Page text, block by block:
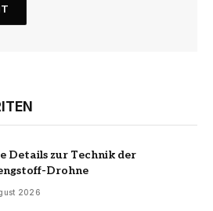
Details zur Technik der
Drohne
2026